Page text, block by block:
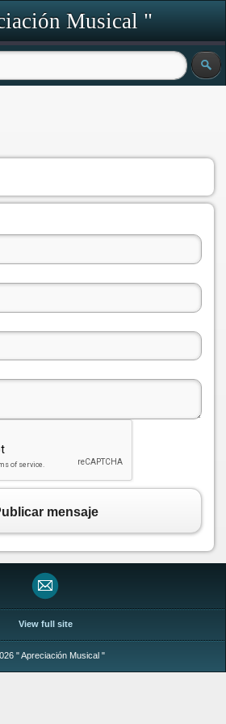
Musical "
mensaje
View full site
" Apreciación Musical "